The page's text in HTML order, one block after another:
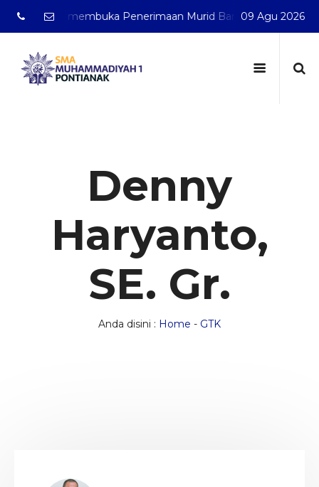
telah membuka Penerimaan Murid Baru Tahun Pelajaran
09 Agu 2026
Denny
Haryanto,
SE. Gr.
Anda disini : Home - GTK